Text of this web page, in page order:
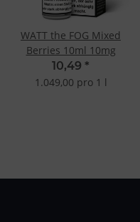
WATT the FOG Mixed
Berries 10ml 10mg
10,49 *
1.049,00 pro 1 l